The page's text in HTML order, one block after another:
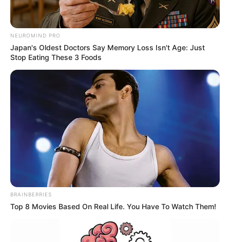
Grande première
dans Familles
nombreuses (TF1),
Rofrane Bambara
NEUROMIND PRO
Japan's Oldest Doctors Say Memory Loss Isn't Age: Just
Stop Eating These 3 Foods
BRAINBERRIES
Top 8 Movies Based On Real Life. You Have To Watch Them!